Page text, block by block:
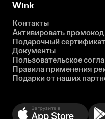
Wink
Контакты
Активировать промокод
Подарочный сертификат
Документы
Пользовательское
Правила применения
Подарки от наших